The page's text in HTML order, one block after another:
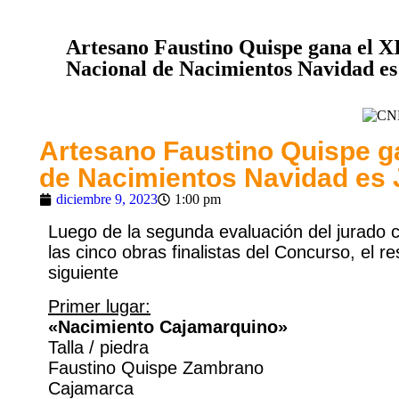
Artesano Faustino Quispe gana el
Nacional de Nacimientos Navidad es
Artesano Faustino Quispe
de Nacimientos Navidad es
diciembre 9, 2023 1:00 pm
Luego de la segunda evaluación del jurado
las cinco obras finalistas del Concurso, el
siguiente
Primer lugar:
«Nacimiento Cajamarquino»
Talla / piedra
Faustino Quispe Zambrano
Cajamarca